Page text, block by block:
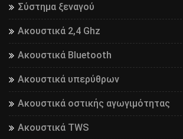
Σύστημα ξεναγού
Ακουστικά 2,4 Ghz
Ακουστικά Bluetooth
Ακουστικά υπερύθρων
Ακουστικά οστικής αγωγιμότητας
Ακουστικά TWS